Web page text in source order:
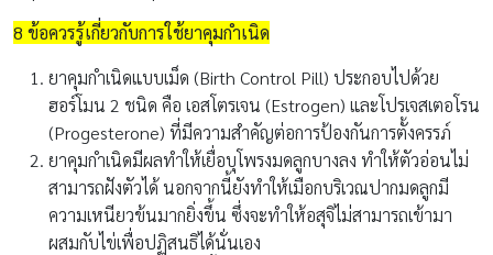
8 ข้อควรรู้เกี่ยวกับการใช้ยาคุมกำเนิด
ยาคุมกำเนิดแบบเม็ด (Birth Control Pill) ประกอบไปด้วย
ฮอร์โมน 2 ชนิด คือ เอสโตรเจน (Estrogen) และโปรเจสเตอโรน
(Progesterone) ที่มีความสำคัญต่อการป้องกันการตั้งครรภ์
ยาคุมกำเนิดมีผลทำให้เยื่อบุโพรงมดลูกบางลง ทำให้ตัวอ่อนไม่
สามารถฝังตัวได้ นอกจากนี้ยังทำให้เมือกบริเวณปากมดลูกมี
ความเหนียวข้นมากยิ่งขึ้น ซึ่งจะทำให้อสุจิไม่สามารถเข้ามา
ผสมกับไข่เพื่อปฏิสนธิได้นั่นเอง